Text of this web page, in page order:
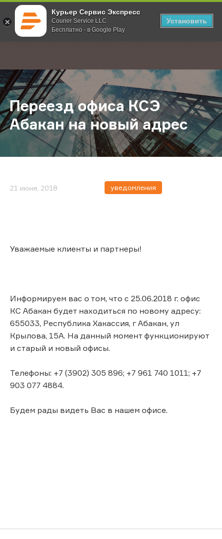
Курьер Сервис Экспресс
Courier Service LLC
Бесплатно - в Google Play
Установить
; Главная О компании Новости Переезд офиса КСЭ Абакан на
Переезд офиса КСЭ
Абакан на новый адрес
21 июня, 2018 уведомления
Уважаемые клиенты и партнеры!
Информируем вас о том, что с 25.06.2018 г. офис
КС Абакан будет находиться по новому адресу:
655033, Республика Хакассия, г Абакан, ул
Крылова, 15А. На данный момент функционируют
и старый и новый офисы.
Телефоны: +7 (3902) 305 896; +7 961 740 1011; +7
903 077 4884.
Будем рады видеть Вас в нашем офисе.